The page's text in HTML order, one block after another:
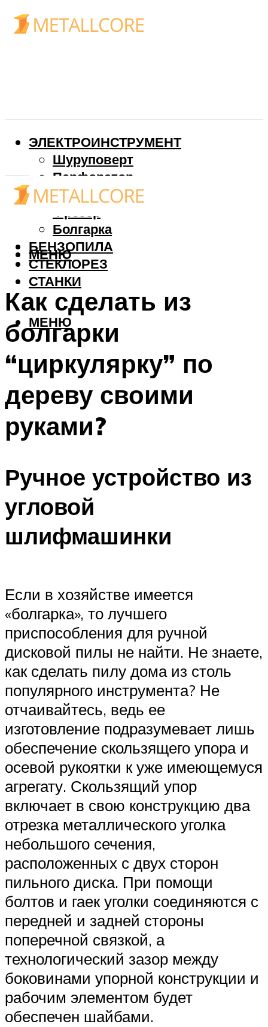
ЭЛЕКТРОИНСТРУМЕНТ
Шуруповерт
Перфоратор
Дрель
Фрезер
Болгарка
БЕНЗОПИЛА
СТЕКЛОРЕЗ
СТАНКИ
МЕНЮ
МЕНЮ
Как сделать из
болгарки
“циркулярку” по
дереву своими
руками?
Ручное устройство из
угловой
шлифмашинки
Если в хозяйстве имеется
«болгарка», то лучшего
приспособления для ручной
дисковой пилы не найти. Не знаете,
как сделать пилу дома из столь
популярного инструмента? Не
отчаивайтесь, ведь ее
изготовление подразумевает лишь
обеспечение скользящего упора и
осевой рукоятки к уже имеющемуся
агрегату. Скользящий упор
включает в свою конструкцию два
отрезка металлического уголка
небольшого сечения,
расположенных с двух сторон
пильного диска. При помощи
болтов и гаек уголки соединяются с
передней и задней стороны
поперечной связкой, а
технологический зазор между
боковинами упорной конструкции и
рабочим элементом будет
обеспечен шайбами.